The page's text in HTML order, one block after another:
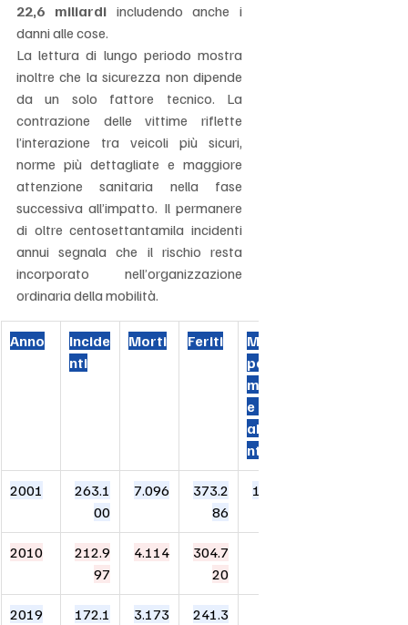
22,6 miliardi includendo anche i
danni alle cose.
La lettura di lungo periodo mostra
inoltre che la sicurezza non dipende
da un solo fattore tecnico. La
contrazione delle vittime riflette
l’interazione tra veicoli più sicuri,
norme più dettagliate e maggiore
attenzione sanitaria nella fase
successiva all’impatto. Il permanere
di oltre centosettantamila incidenti
annui segnala che il rischio resta
incorporato nell’organizzazione
ordinaria della mobilità.
Anno
Incide
nti
Morti Feriti
Morti
per
milion
e di
abita
nti
2001
263.1
00
7.096
373.2
86
124,5
2010
212.9
97
4.114
304.7
20
2019
172.1
3.173
241.3